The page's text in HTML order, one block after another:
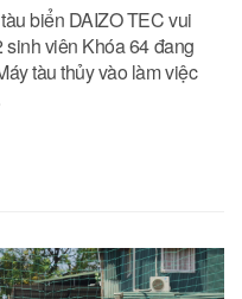
biển DAIZO TEC vui
viên Khóa 64 đang
tàu thủy vào làm việc